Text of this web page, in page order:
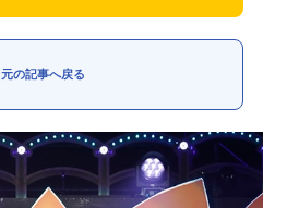
元の記事へ戻る